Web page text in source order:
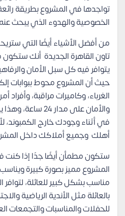
تواجدها في المشروع بطريقة
الخصوصية والهدوء الذي يبحث
من أفضل الأشياء أيضًا التي
تاون القاهرة الجديدة أنك
يتوافر فيه كل سبل الأمان
حيث أن المشروع محوط ببوابات
الغرباء، وكاميرات مراقبة،
والأمان على
في أثناء وجودك خارج
أهلك وجميع أملاكك داخل
ستكون مطمأن أيضًا جدًا إذا كنت
المشروع مميز بصورة كبيرة
مناسب بشكل كبير للعائلة،
بالعائلة مثل الأندية الرياضية
للحفلات والمناسبات والتجمعات